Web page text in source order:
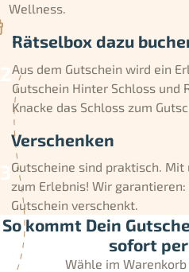
Wellness.
Rätselbox dazu
Aus dem Gutschein wird ein
Gutschein Hinter Schloss und
Knacke das Schloss zum
Verschenken
Gutscheine sind praktisch.
zum Erlebnis! Wir
Gutschein verschenkt.
So kommt Dein
sofort
Wähle im